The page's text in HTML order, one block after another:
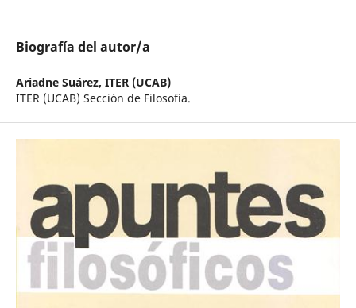
Biografía del autor/a
Ariadne Suárez, ITER (UCAB)
ITER (UCAB) Sección de Filosofía.